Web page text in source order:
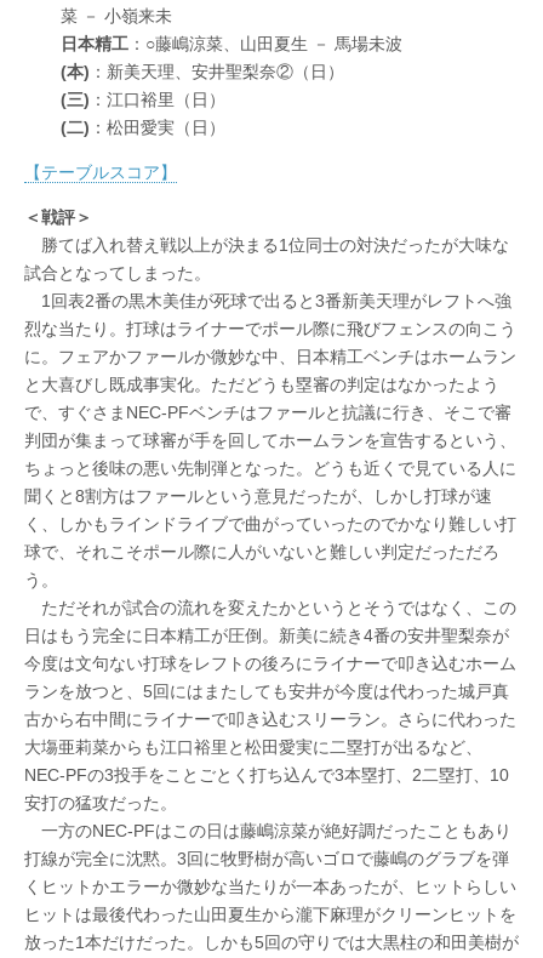
菜 － 小嶺来未
日本精工 ：○藤嶋涼菜、山田夏生 － 馬場未波
(本) ：新美天理、安井聖梨奈②（日）
(三) ：江口裕里（日）
(二) ：松田愛実（日）
【テーブルスコア】
＜戦評＞
勝てば入れ替え戦以上が決まる1位同士の対決だったが大味な
試合となってしまった。
1回表2番の黒木美佳が死球で出ると3番新美天理がレフトへ強
烈な当たり。打球はライナーでポール際に飛びフェンスの向こう
に。フェアかファールか微妙な中、日本精工ベンチはホームラン
と大喜びし既成事実化。ただどうも塁審の判定はなかったよう
で、すぐさまNEC-PFベンチはファールと抗議に行き、そこで審
判団が集まって球審が手を回してホームランを宣告するという、
ちょっと後味の悪い先制弾となった。どうも近くで見ている人に
聞くと8割方はファールという意見だったが、しかし打球が速
く、しかもラインドライブで曲がっていったのでかなり難しい打
球で、それこそポール際に人がいないと難しい判定だっただろ
う。
ただそれが試合の流れを変えたかというとそうではなく、この
日はもう完全に日本精工が圧倒。新美に続き4番の安井聖梨奈が
今度は文句ない打球をレフトの後ろにライナーで叩き込むホーム
ランを放つと、5回にはまたしても安井が今度は代わった城戸真
古から右中間にライナーで叩き込むスリーラン。さらに代わった
大塲亜莉菜からも江口裕里と松田愛実に二塁打が出るなど、
NEC-PFの3投手をことごとく打ち込んで3本塁打、2二塁打、10
安打の猛攻だった。
一方のNEC-PFはこの日は藤嶋涼菜が絶好調だったこともあり
打線が完全に沈黙。3回に牧野樹が高いゴロで藤嶋のグラブを弾
くヒットかエラーか微妙な当たりが一本あったが、ヒットらしい
ヒットは最後代わった山田夏生から瀧下麻理がクリーンヒットを
放った1本だけだった。しかも5回の守りでは大黒柱の和田美樹が